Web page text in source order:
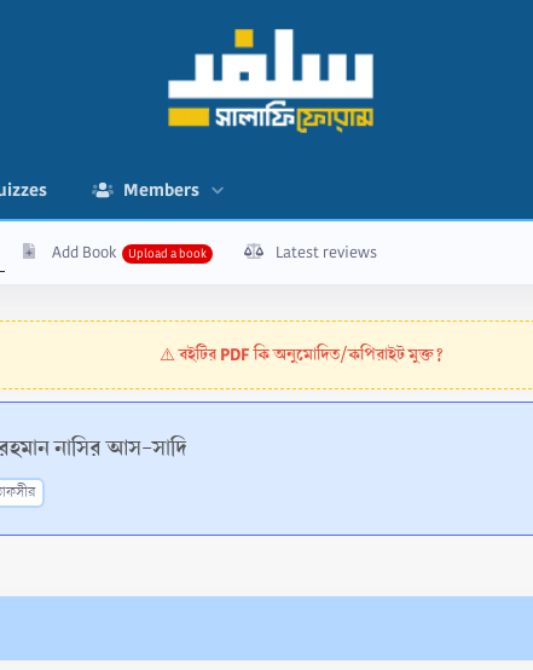
Members
Add Book Latest reviews
⚠️বইটির PDF কি অনুমোদিত/কপিরাইট মুক্ত?
নাসির আস-সাদি